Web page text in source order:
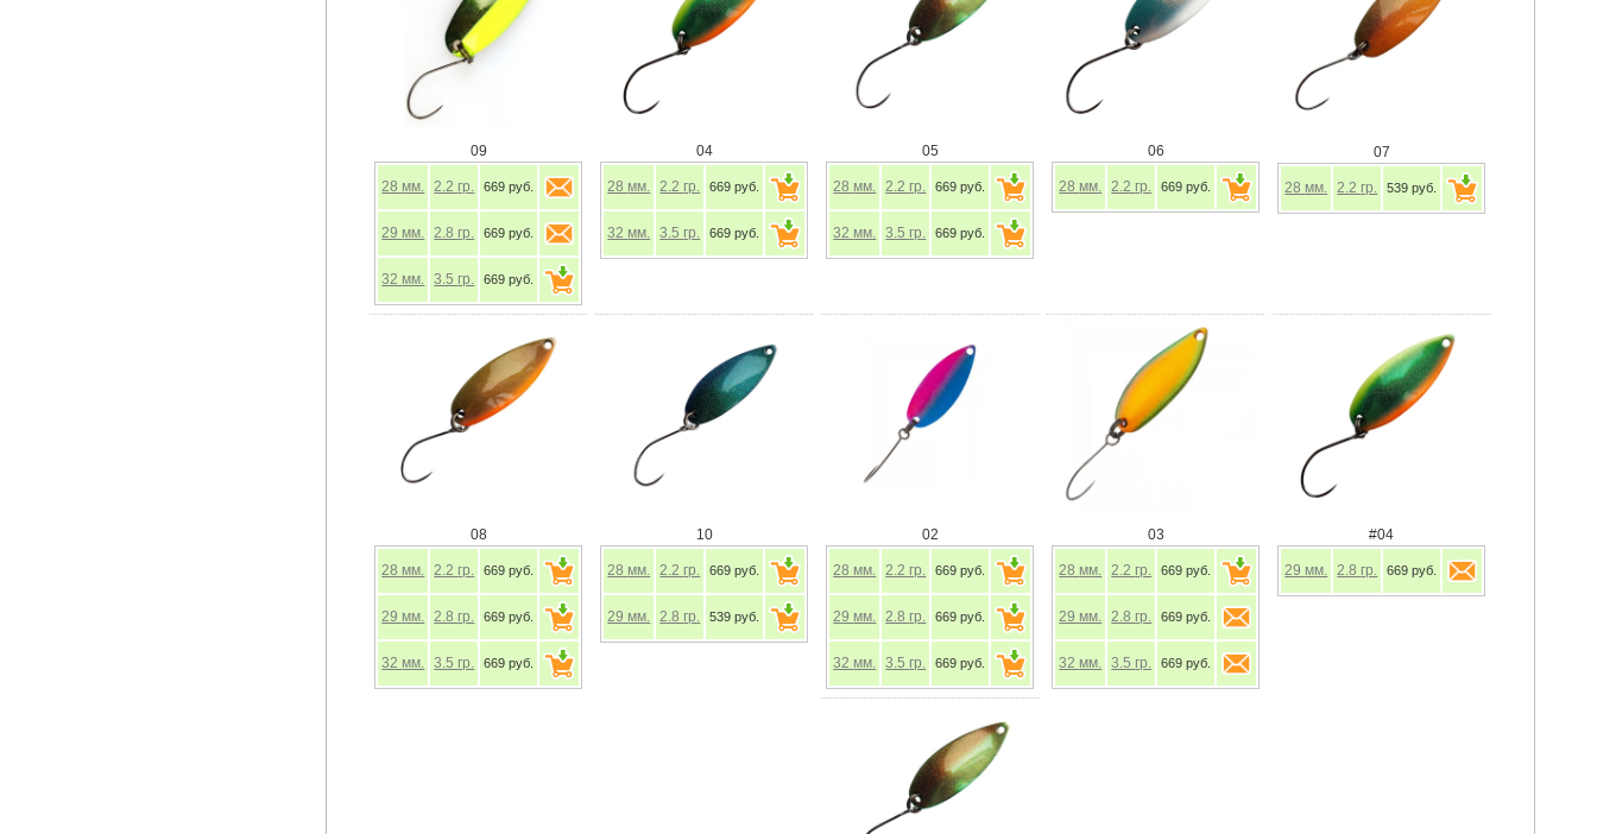
09
28 мм. 2.2 гр. 669 руб.
29 мм. 2.8 гр. 669 руб.
32 мм. 3.5 гр. 669 руб.
04
28 мм. 2.2 гр. 669 руб.
32 мм. 3.5 гр. 669 руб.
05
28 мм. 2.2 гр. 669 руб.
32 мм. 3.5 гр. 669 руб.
06
28 мм. 2.2 гр. 669 руб.
07
28 мм. 2.2 гр. 539 руб.
08
28 мм. 2.2 гр. 669 руб.
29 мм. 2.8 гр. 669 руб.
32 мм. 3.5 гр. 669 руб.
10
28 мм. 2.2 гр. 669 руб.
29 мм. 2.8 гр. 539 руб.
02
28 мм. 2.2 гр. 669 руб.
29 мм. 2.8 гр. 669 руб.
32 мм. 3.5 гр. 669 руб.
03
28 мм. 2.2 гр. 669 руб.
29 мм. 2.8 гр. 669 руб.
32 мм. 3.5 гр. 669 руб.
#04
29 мм. 2.8 гр. 669 руб.